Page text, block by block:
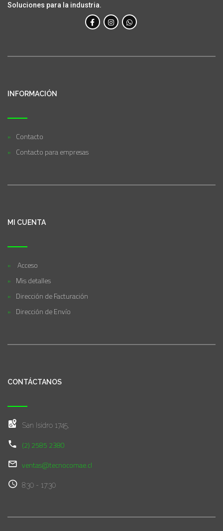
Soluciones para la industria.
INFORMACIÓN
Contacto
Contacto para empresas
MI CUENTA
Acceso
Mis detalles
Dirección de Facturación
Dirección de Envío
CONTÁCTANOS
San Isidro 1745,
(2) 2585 2380
ventas@tecnocomae.cl
8:30 - 17:30